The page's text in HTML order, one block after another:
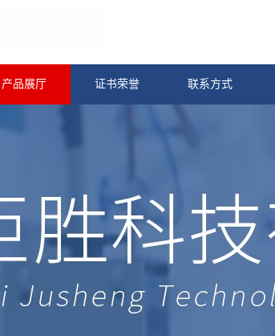
产品展厅 证书荣誉 联系方式